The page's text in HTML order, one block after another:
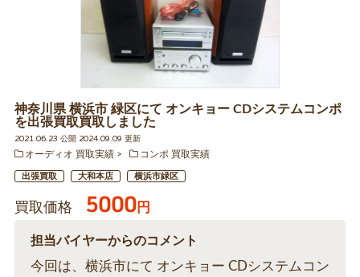
神奈川県 横浜市 緑区にて オンキョー CDシステムコンポ
を出張買取買取しました
2021.06.23 公開 2024.09.09 更新
オーディオ 買取実績
コンポ 買取実績
出張買取 大和本店 横浜市緑区
買取価格 5000円
担当バイヤーからのコメント
今回は、横浜市にて オンキョー CDシステムコン